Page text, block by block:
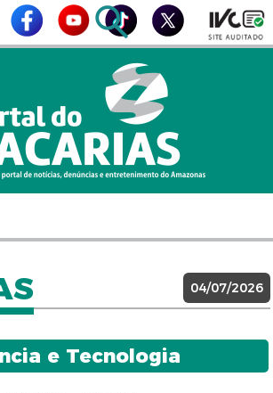
04/07/2026
e Tecnologia